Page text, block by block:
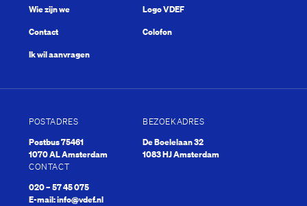
Wie zijn we
Contact
Ik wil aanvragen
Logo VDEF
Colofon
POSTADRES
Postbus 75461
1070 AL Amsterdam
BEZOEKADRES
De Boelelaan 32
1083 HJ Amsterdam
CONTACT
020 – 57 45 075
E-mail:info@vdef.nl